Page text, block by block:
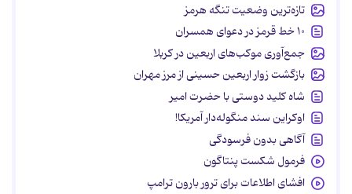
تازه‌ترین وضعیت تنگه هرمز
۱۰ خط قرمز در دعوای همسران
جمع‌آوری موکب‌های اربعین در کربلا
بازگشت زوار اربعین حسینی از مرز مهران
شاه کلید دوستی با حضرت امیر
اوکراین سند منگوله‌دار آمریکا!
آگاهی بدون فرسودگی
فرمول شکست پنتاگون
افشای اطلاعات برای ترور بارون ترامپ